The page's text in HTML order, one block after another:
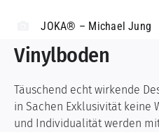
JOKA® – Michael Jung
Vinylboden
Täuschend echt wirkende
in Sachen Exklusivität keine
und Individualität werden